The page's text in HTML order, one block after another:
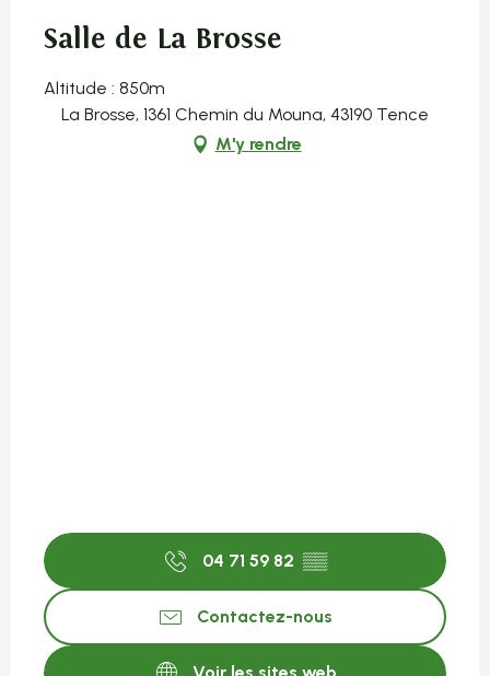
Salle de La Brosse
Altitude : 850m
La Brosse, 1361 Chemin du Mouna, 43190 Tence
M'y rendre
04 71 59 82 ▒▒
Contactez-nous